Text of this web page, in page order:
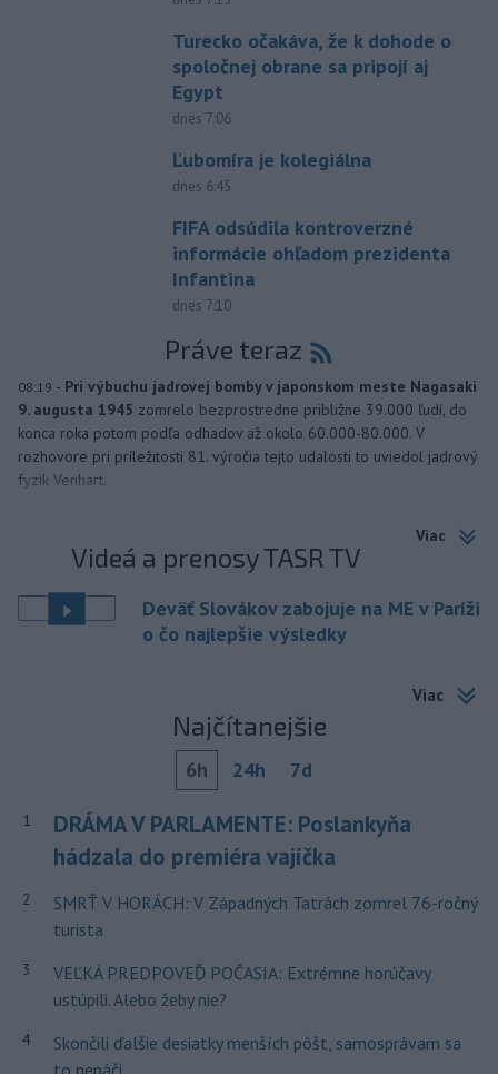
Turecko očakáva, že k dohode o
spoločnej obrane sa pripojí aj
Egypt
dnes 7:06
Ľubomíra je kolegiálna
dnes 6:45
FIFA odsúdila kontroverzné
informácie ohľadom prezidenta
Infantina
dnes 7:10
Práve teraz
08:19 - Pri výbuchu jadrovej bomby v japonskom meste Nagasaki
9. augusta 1945 zomrelo bezprostredne približne 39.000 ľudí, do
konca roka potom podľa odhadov až okolo 60.000-80.000. V
rozhovore pri príležitosti 81. výročia tejto udalosti to uviedol jadrový
fyzik Venhart.
Viac
Videá a prenosy TASR TV
Deväť Slovákov zabojuje na ME v Paríži
o čo najlepšie výsledky
Viac
Najčítanejšie
6h 24h 7d
1
DRÁMA V PARLAMENTE: Poslankyňa
hádzala do premiéra vajíčka
2
SMRŤ V HORÁCH: V Západných Tatrách zomrel 76-ročný
turista
3
VEĽKÁ PREDPOVEĎ POČASIA: Extrémne horúčavy
ustúpili. Alebo žeby nie?
4
Skončili ďalšie desiatky menších pôšt, samosprávam sa